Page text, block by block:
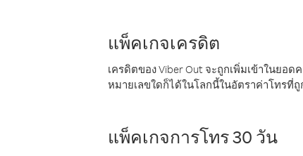
แพ็คเกจเครดิต
เครดิตของ Viber Out จะถูกเพิ่มเข้าในยอ
หมายเลขใดก็ได้ในโลกนี้ในอัตราค่าโทรที่ถู
แพ็คเกจการโทร 30 วัน